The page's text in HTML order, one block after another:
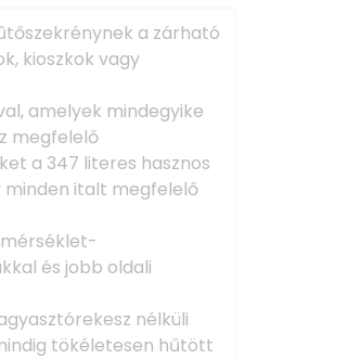
a zárható
kioszkok vagy
amelyek mindegyike
megfelelő
a 347 literes hasznos
minden italt megfelelő
és jobb oldali
nélküli
tökéletesen hűtött